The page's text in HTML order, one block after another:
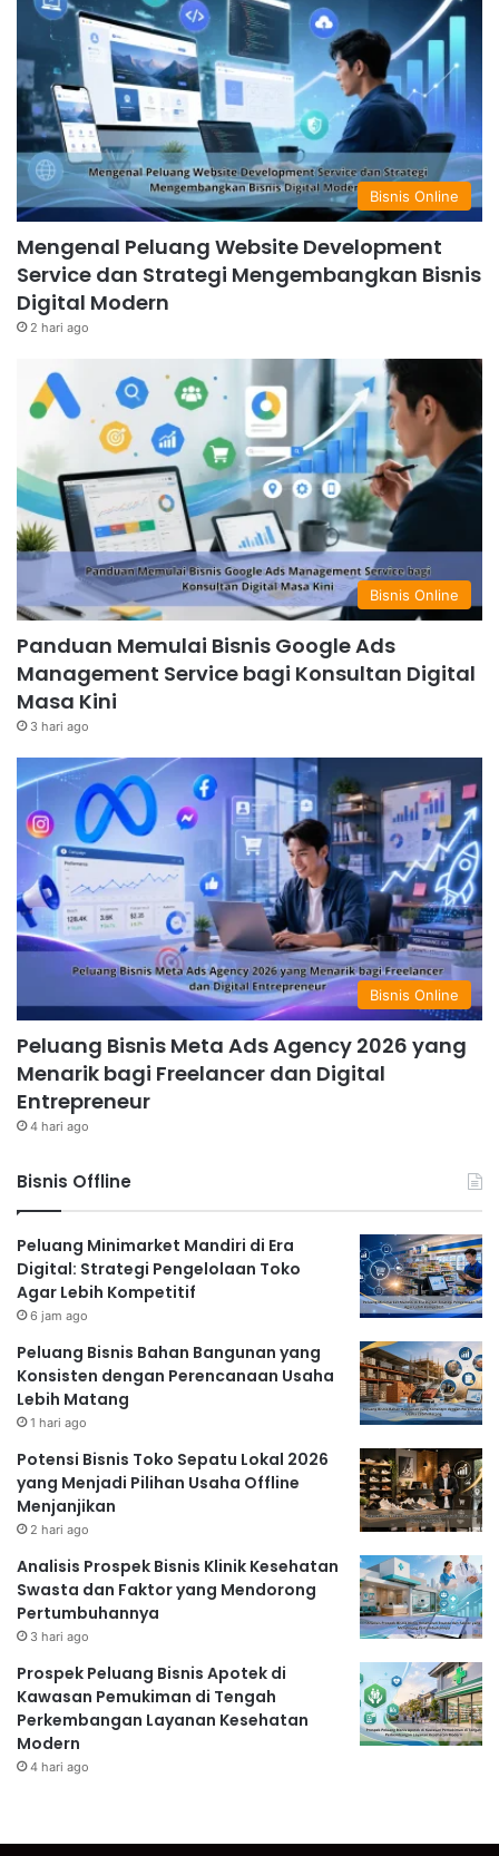
Bisnis Online
Mengenal Peluang Website Development
Service dan Strategi Mengembangkan Bisnis
Digital Modern
2 hari ago
Bisnis Online
Panduan Memulai Bisnis Google Ads
Management Service bagi Konsultan Digital
Masa Kini
3 hari ago
Bisnis Online
Peluang Bisnis Meta Ads Agency 2026 yang
Menarik bagi Freelancer dan Digital
Entrepreneur
4 hari ago
Bisnis Offline
Peluang Minimarket Mandiri di Era
Digital: Strategi Pengelolaan Toko
Agar Lebih Kompetitif
6 jam ago
Peluang Bisnis Bahan Bangunan yang
Konsisten dengan Perencanaan Usaha
Lebih Matang
1 hari ago
Potensi Bisnis Toko Sepatu Lokal 2026
yang Menjadi Pilihan Usaha Offline
Menjanjikan
2 hari ago
Analisis Prospek Bisnis Klinik Kesehatan
Swasta dan Faktor yang Mendorong
Pertumbuhannya
3 hari ago
Prospek Peluang Bisnis Apotek di
Kawasan Pemukiman di Tengah
Perkembangan Layanan Kesehatan
Modern
4 hari ago